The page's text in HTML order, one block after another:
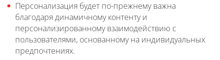
Персонализация будет по-прежнему важна
благодаря динамичному контенту и
персонализированному взаимодействию с
пользователями, основанному на индивидуальных
предпочтениях.